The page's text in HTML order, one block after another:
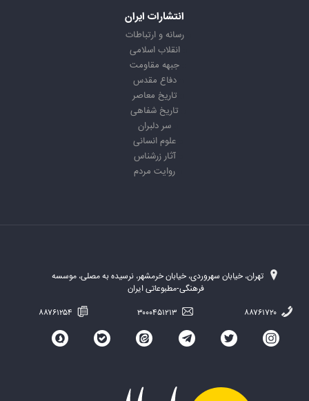
انتشارات ایران
رسانه و ارتباطات
انقلاب اسلامی
جبهه مقاومت
دفاع مقدس
تاریخ معاصر
تاریخ شفاهی
سر دلبران
علوم انسانی
آثار زرشناس
روایت مردم
تهران، خیابان سهروردی، خیابان خرمشهر، نرسیده به مصلی، موسسه
فرهنگی-مطبوعاتی ایران